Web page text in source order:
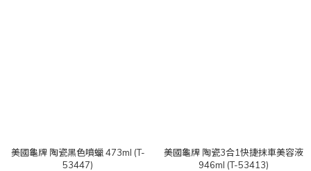
美國龜牌 陶瓷黑色噴蠟 473ml (T-
53447)
美國龜牌 陶瓷3合1快捷抹車美容液
946ml (T-53413)